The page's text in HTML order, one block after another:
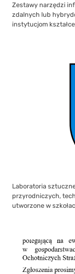
Zestawy narzędzi
zdalnych lub
instytucjom
Laboratoria
przyrodniczych,
utworzone w